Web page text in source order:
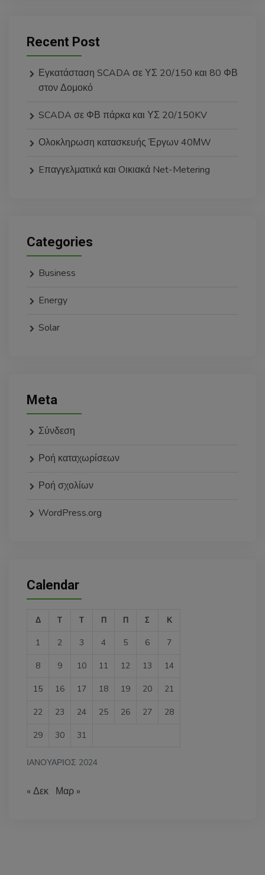
Recent Post
Εγκατάσταση SCADA σε ΥΣ 20/150 και 80 ΦΒ
στον Δομοκό
SCADA σε ΦΒ πάρκα και ΥΣ 20/150KV
Ολοκληρωση κατασκευής Έργων 40ΜW
Eπαγγελματικά και Oικιακά Net-Metering
Categories
Business
Energy
Solar
Meta
Σύνδεση
Ροή καταχωρίσεων
Ροή σχολίων
WordPress.org
Calendar
ΙΑΝΟΥΆΡΙΟΣ 2024
Δ Τ Τ Π Π Σ Κ
1 2 3 4 5 6 7
8 9 10 11 12 13 14
15 16 17 18 19 20 21
22 23 24 25 26 27 28
29 30 31
« Δεκ Μαρ »